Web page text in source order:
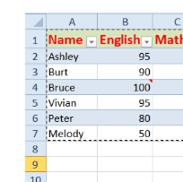
Else
End If
Case Excel8:
    xFile
=